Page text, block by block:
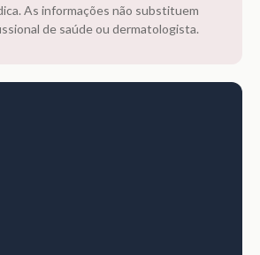
As informações não substituem
de saúde ou dermatologista.